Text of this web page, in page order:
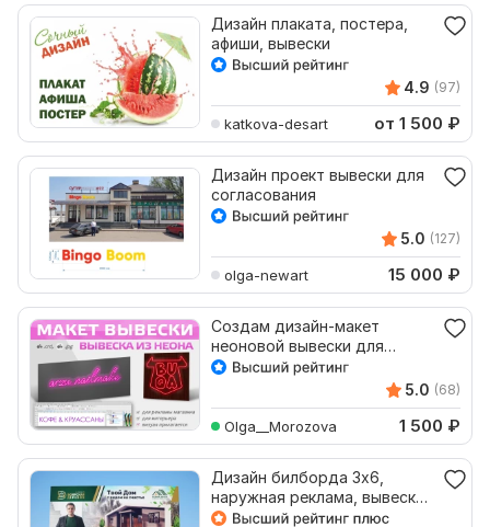
Дизайн плаката, постера,
афиши, вывески
4.9 (97)
katkova-desart от 1 500 ₽
Дизайн проект вывески для
согласования
5.0 (127)
olga-newart 15 000 ₽
Создам дизайн-макет
неоновой вывески для
внешней рекламы и
5.0 (68)
Olga__Morozova 1 500 ₽
Дизайн билборда 3х6,
наружная реклама, вывеска,
2 варианта